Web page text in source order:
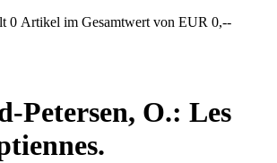
0 Artikel im Gesamtwert von EUR 0,--
Petersen, O.: Les